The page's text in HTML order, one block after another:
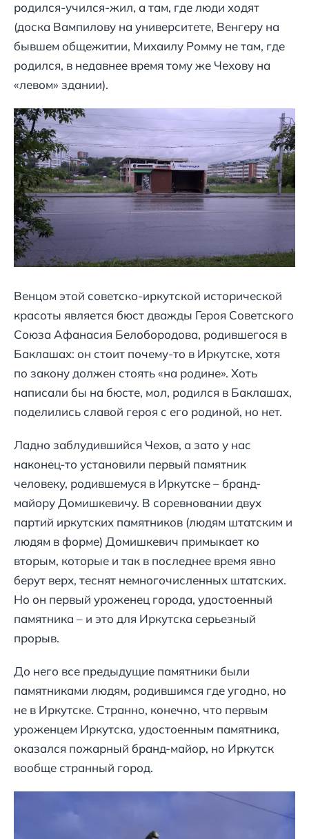
родился-учился-жил, а там, где люди ходят
(доска Вампилову на университете, Венгеру на
бывшем общежитии, Михаилу Ромму не там, где
родился, в недавнее время тому же Чехову на
«левом» здании).
Венцом этой советско-иркутской исторической
красоты является бюст дважды Героя Советского
Союза Афанасия Белобородова, родившегося в
Баклашах: он стоит почему-то в Иркутске, хотя
по закону должен стоять «на родине». Хоть
написали бы на бюсте, мол, родился в Баклашах,
поделились славой героя с его родиной, но нет.
Ладно заблудившийся Чехов, а зато у нас
наконец-то установили первый памятник
человеку, родившемуся в Иркутске – бранд-
майору Домишкевичу. В соревновании двух
партий иркутских памятников (людям штатским и
людям в форме) Домишкевич примыкает ко
вторым, которые и так в последнее время явно
берут верх, теснят немногочисленных штатских.
Но он первый уроженец города, удостоенный
памятника – и это для Иркутска серьезный
прорыв.
До него все предыдущие памятники были
памятниками людям, родившимся где угодно, но
не в Иркутске. Странно, конечно, что первым
уроженцем Иркутска, удостоенным памятника,
оказался пожарный бранд-майор, но Иркутск
вообще странный город.